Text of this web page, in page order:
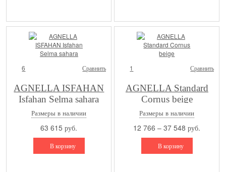
6 Сравнить
AGNELLA ISFAHAN
Isfahan Selma sahara
Размеры в наличии
63 615 руб.
В корзину
1 Сравнить
AGNELLA Standard
Cornus beige
Размеры в наличии
12 766 – 37 548 руб.
В корзину